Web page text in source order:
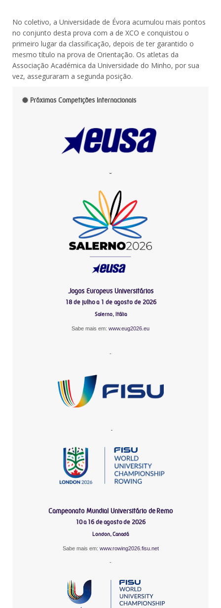
No coletivo, a Universidade de Évora acumulou mais pontos
no conjunto desta prova com a de XCO e conquistou o
primeiro lugar da classificação, depois de ter garantido o
mesmo título na prova de Orientação. Os atletas da
Associação Académica da Universidade do Minho, por sua
vez, asseguraram a segunda posição.
Próximas Competições Internacionais
-
Jogos Europeus Universitários
18 de julho a 1 de agosto de 2026
Salerno, Itália
Sabe mais em: www.eug2026.eu
-
-
Campeonato Mundial Universitário de Remo
10 a 16 de agosto de 2026
London, Canadá
Sabe mais em: www.rowing2026.fisu.net
-